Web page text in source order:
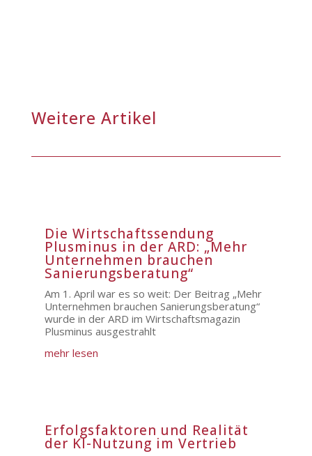
Weitere Artikel
Die Wirtschaftssendung
Plusminus in der ARD: „Mehr
Unternehmen brauchen
Sanierungsberatung“
Am 1. April war es so weit: Der Beitrag „Mehr
Unternehmen brauchen Sanierungsberatung“
wurde in der ARD im Wirtschaftsmagazin
Plusminus ausgestrahlt
mehr lesen
Erfolgsfaktoren und Realität
der KI-Nutzung im Vertrieb